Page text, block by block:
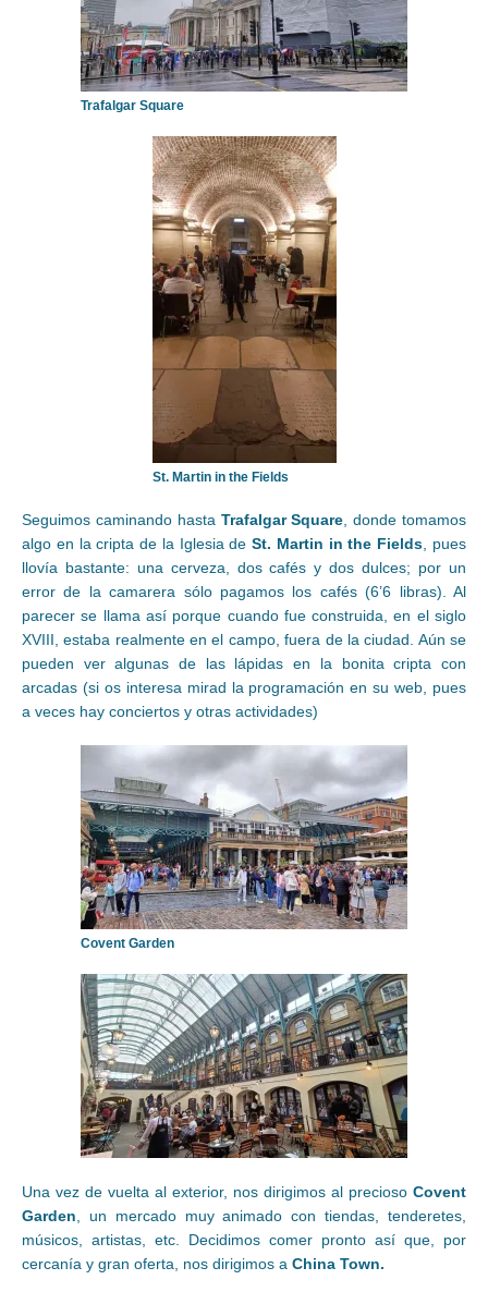
Trafalgar Square
St. Martin in the Fields
Seguimos caminando hasta Trafalgar Square, donde tomamos
algo en la cripta de la Iglesia deSt. Martin in the Fields, pues
llovía bastante: una cerveza, dos cafés y dos dulces; por un
error de la camarera sólo pagamos los cafés (6’6 libras). Al
parecer se llama así porque cuando fue construida, en el siglo
XVIII, estaba realmente en el campo, fuera de la ciudad. Aún se
pueden ver algunas de las lápidas en la bonita cripta con
arcadas (si os interesa mirad la programación en su web, pues
a veces hay conciertos y otras actividades)
Covent Garden
Una vez de vuelta al exterior, nos dirigimos al precioso Covent
Garden, un mercado muy animado con tiendas, tenderetes,
músicos, artistas, etc. Decidimos comer pronto así que, por
cercanía y gran oferta, nos dirigimos a China Town.